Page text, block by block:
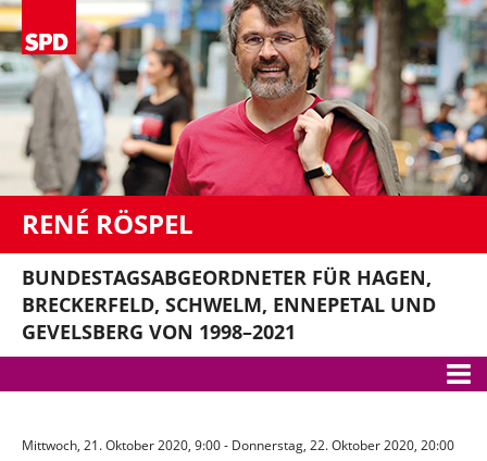
RENÉ RÖSPEL
BUNDESTAGSABGEORDNETER FÜR HAGEN,
BRECKERFELD, SCHWELM, ENNEPETAL UND
GEVELSBERG VON 1998–2021
Mittwoch, 21. Oktober 2020, 9:00 - Donnerstag, 22. Oktober 2020, 20:00